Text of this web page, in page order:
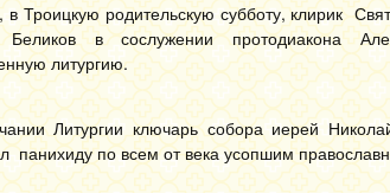
Троицкую родительскую субботу, клирик
в сослужении протодиакона
литургию.
Литургии ключарь собора иерей
панихиду по всем от века усопшим